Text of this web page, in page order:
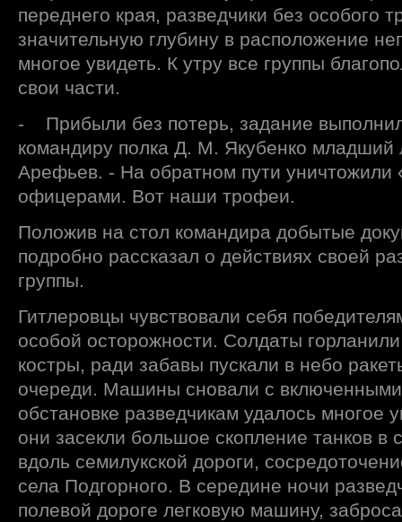
переднего края, разведчики без особого
значительную глубину в расположение
многое увидеть. К утру все группы
свои части.
- Прибыли без потерь, задание
командиру полка Д. М. Якубенко младший
Арефьев. - На обратном пути уничтожили
офицерами. Вот наши трофеи.
Положив на стол командира добытые
подробно рассказал о действиях своей
группы.
Гитлеровцы чувствовали себя
особой осторожности. Солдаты
костры, ради забавы пускали в небо
очереди. Машины сновали с
обстановке разведчикам удалось многое
они засекли большое скопление танков в
вдоль семилукской дороги,
села Подгорного. В середине ночи
полевой дороге легковую машину,